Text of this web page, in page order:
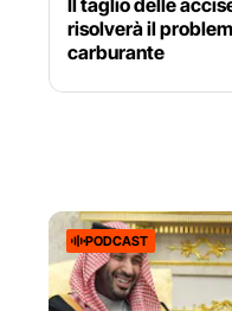
risolverà il
carburante
PODCAST